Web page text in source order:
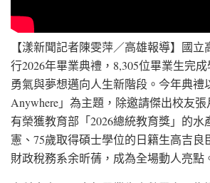
【漾新聞記者陳雯萍／高雄報導】國
行2026年畢業典禮，8,305位畢業生完
勇氣與夢想邁向人生新階段。今年典禮
Anywhere」為主題，除邀請傑出校友
有榮獲教育部「2026總統教育獎」的水
憲、75歲取得碩士學位的日籍生高吉良
財政稅務系余昕蒨，成為全場動人亮點